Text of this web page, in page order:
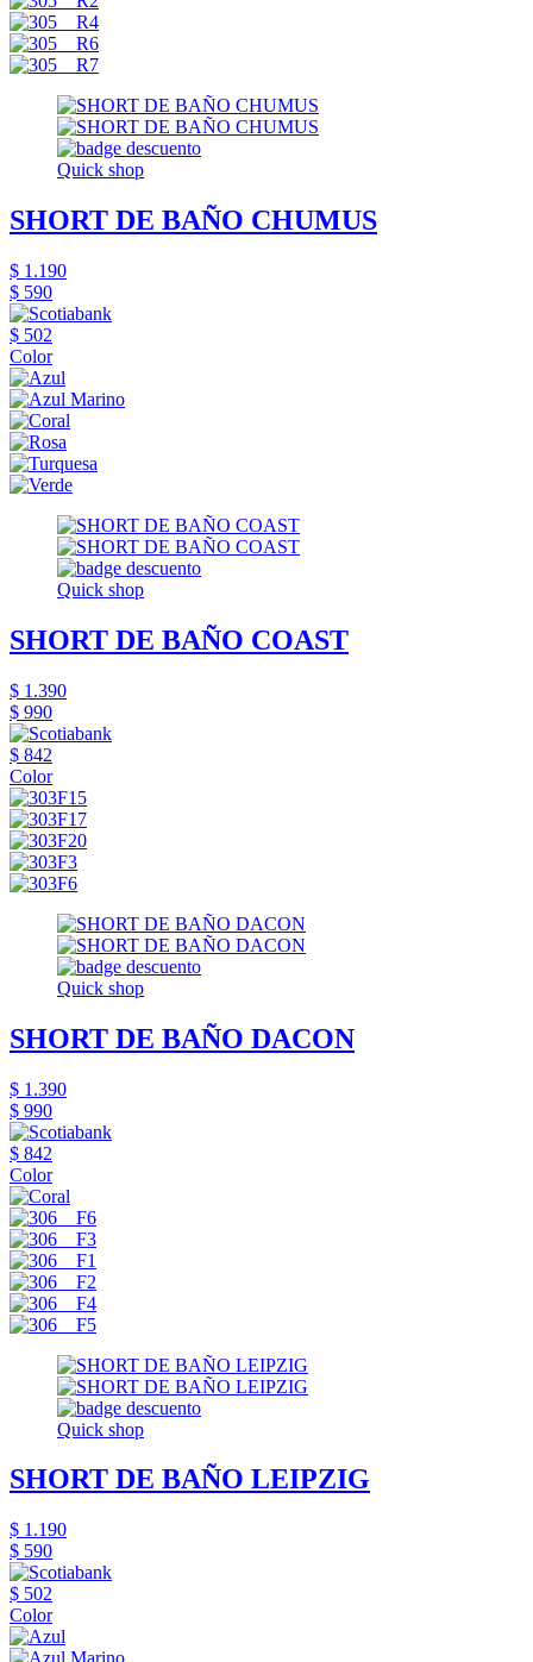
Quick shop
SHORT DE BAÑO CHUMUS
$ 1.190
$ 590
$ 502
Color
Quick shop
SHORT DE BAÑO COAST
$ 1.390
$ 990
$ 842
Color
Quick shop
SHORT DE BAÑO DACON
$ 1.390
$ 990
$ 842
Color
Quick shop
SHORT DE BAÑO LEIPZIG
$ 1.190
$ 590
$ 502
Color